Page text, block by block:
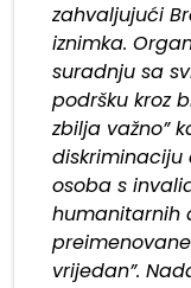
zahvaljujući
iznimka.
suradnju sa
podršku kroz
zbilja važno”
diskriminaciju
osoba s
humanitarnih
vrijedan”.